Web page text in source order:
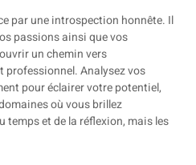
par une introspection honnête. Il
passions ainsi que vos
un chemin vers
professionnel. Analysez vos
pour éclairer votre potentiel,
où vous brillez
temps et de la réflexion, mais les